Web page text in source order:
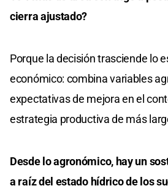
cierra ajustado?
Porque la decisión trasciende lo
económico: combina variables
expectativas de mejora en el
estrategia productiva de más
Desde lo agronómico, hay un
a raíz del estado hídrico de los